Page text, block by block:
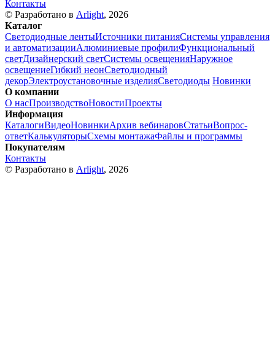
Контакты
© Разработано в Arlight, 2026
Каталог
Светодиодные лентыИсточники питанияСистемы управления
и автоматизацииАлюминиевые профилиФункциональный
светДизайнерский светСистемы освещенияНаружное
освещениеГибкий неонСветодиодный
декорЭлектроустановочные изделияСветодиоды Новинки
О компании
О насПроизводствоНовостиПроекты
Информация
КаталогиВидеоНовинкиАрхив вебинаровСтатьиВопрос-
ответКалькуляторыСхемы монтажаФайлы и программы
Покупателям
Контакты
© Разработано в Arlight, 2026